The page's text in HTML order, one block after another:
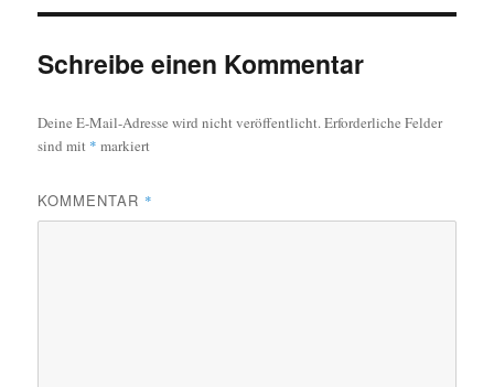
Schreibe einen Kommentar
Deine E-Mail-Adresse wird nicht veröffentlicht.Erforderliche Felder
sind mit * markiert
KOMMENTAR *